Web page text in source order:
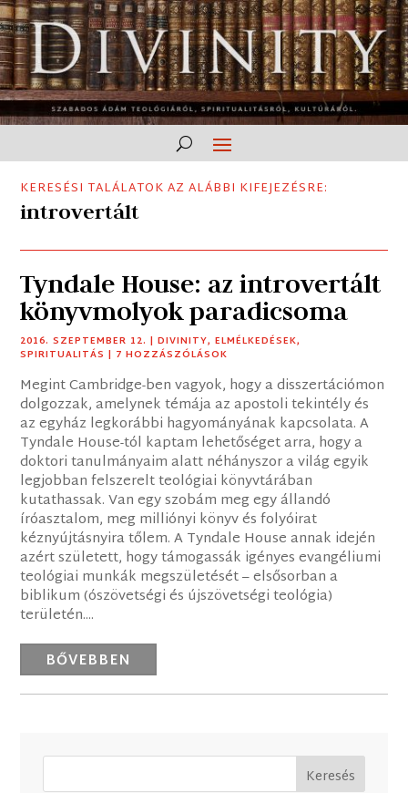
KERESÉSI TALÁLATOK AZ ALÁBBI KIFEJEZÉSRE:
introvertált
Tyndale House: az introvertált
könyvmolyok paradicsoma
2016. SZEPTEMBER 12. |DIVINITY,ELMÉLKEDÉSEK,
SPIRITUALITÁS | 7 HOZZÁSZÓLÁSOK
Megint Cambridge-ben vagyok, hogy a disszertációmon
dolgozzak, amelynek témája az apostoli tekintély és
az egyház legkorábbi hagyományának kapcsolata. A
Tyndale House-tól kaptam lehetőséget arra, hogy a
doktori tanulmányaim alatt néhányszor a világ egyik
legjobban felszerelt teológiai könyvtárában
kutathassak. Van egy szobám meg egy állandó
íróasztalom, meg milliónyi könyv és folyóirat
kéznyújtásnyira tőlem. A Tyndale House annak idején
azért született, hogy támogassák igényes evangéliumi
teológiai munkák megszületését – elsősorban a
biblikum (ószövetségi és újszövetségi teológia)
területén....
BŐVEBBEN